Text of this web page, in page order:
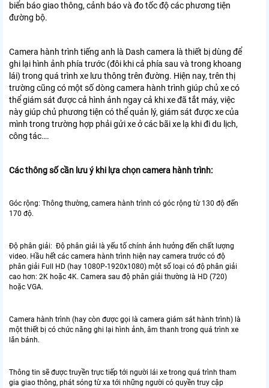
biển báo giao thông, cảnh báo và đo tốc độ các phương tiện
đường bộ.
Camera hành trình tiếng anh là Dash camera là thiết bị dùng để
ghi lại hình ảnh phía trước (đôi khi cả phía sau và trong khoang
lái) trong quá trình xe lưu thông trên đường. Hiện nay, trên thị
trường cũng có một số dòng camera hành trình giúp chủ xe có
thể giám sát được cả hình ảnh ngay cả khi xe đã tắt máy, việc
này giúp chủ phương tiện có thể quản lý, giám sát được xe của
mình trong trường hợp phải gửi xe ở các bãi xe lạ khi đi du lịch,
công tác….
Các thông số cần lưu ý khi lựa chọn camera hành trình:
Góc rộng: Thông thường, camera hành trình có góc rộng từ 130 độ đến
170 độ.
Độ phân giải: Độ phân giải là yếu tố chính ảnh hưởng đến chất lượng
video. Hầu hết các camera hành trình hiện nay camera trước có độ
phân giải Full HD (hay 1080P-1920x1080) một số loại có độ phân giải
cao hơn: 2K hoặc 4K. Camera sau độ phân giải thường là HD (720)
hoặc VGA.
Camera hành trình (hay còn được gọi là camera giám sát hành trình) là
một thiết bị có chức năng ghi lại hình ảnh, âm thanh trong quá trình xe
lăn bánh.
Thông tin sẽ được truyền trực tiếp tới người lái xe trong quá trình tham
gia giao thông, phát sóng từ xa tới những người có quyền truy cập